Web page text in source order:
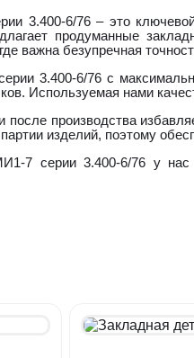
3.400-6/76 – это
продуманные
важна безупречная
3.400-6/76 с
Используемая нами
после производства
изделий, поэтому
7 серии 3.400-6/76 у